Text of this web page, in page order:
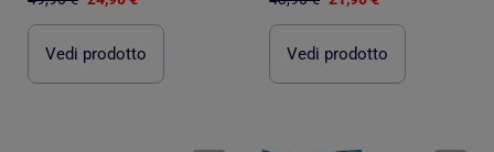
Vedi prodotto Vedi prodotto